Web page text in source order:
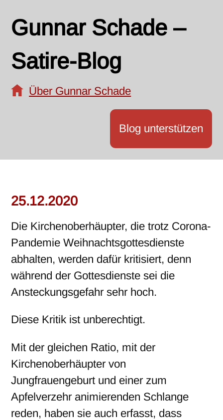
Gunnar Schade –
Satire-Blog
Über Gunnar Schade
Blog unterstützen
25.12.2020
Die Kirchenoberhäupter, die trotz Corona-
Pandemie Weihnachtsgottesdienste
abhalten, werden dafür kritisiert, denn
während der Gottesdienste sei die
Ansteckungsgefahr sehr hoch.
Diese Kritik ist unberechtigt.
Mit der gleichen Ratio, mit der
Kirchenoberhäupter von
Jungfrauengeburt und einer zum
Apfelverzehr animierenden Schlange
reden, haben sie auch erfasst, dass